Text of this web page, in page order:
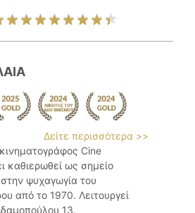
Δείτε περισσότερα >>
Cine
καθιερωθεί ως σημείο
ψυχαγωγία του
από το 1970. Λειτουργεί
13,